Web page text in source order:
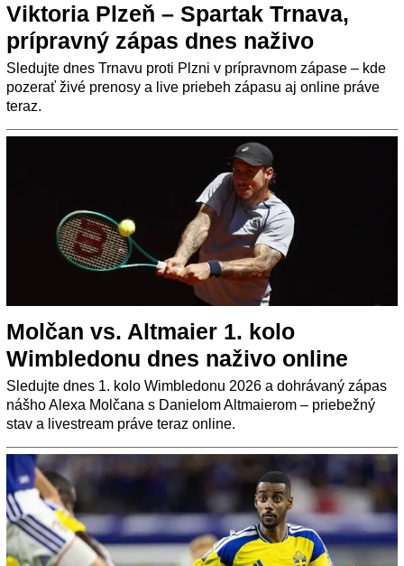
Viktoria Plzeň – Spartak Trnava,
prípravný zápas dnes naživo
Sledujte dnes Trnavu proti Plzni v prípravnom zápase – kde
pozerať živé prenosy a live priebeh zápasu aj online práve
teraz.
Molčan vs. Altmaier 1. kolo
Wimbledonu dnes naživo online
Sledujte dnes 1. kolo Wimbledonu 2026 a dohrávaný zápas
nášho Alexa Molčana s Danielom Altmaierom – priebežný
stav a livestream práve teraz online.